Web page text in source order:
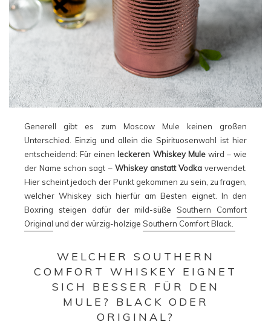
Generell gibt es zum Moscow Mule keinen großen
Unterschied. Einzig und allein die Spirituosenwahl ist hier
entscheidend: Für einen leckeren Whiskey Mulewird – wie
der Name schon sagt – Whiskey anstatt Vodkaverwendet.
Hier scheint jedoch der Punkt gekommen zu sein, zu fragen,
welcher Whiskey sich hierfür am Besten eignet. In den
Boxring steigen dafür der mild-süßeSouthern Comfort
Original und der würzig-holzige Southern Comfort Black.
WELCHER SOUTHERN
COMFORT WHISKEY EIGNET
SICH BESSER FÜR DEN
MULE? BLACK ODER
ORIGINAL?